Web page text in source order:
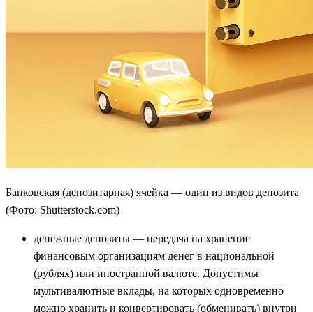
Банковская (депозитарная) ячейка — один из видов депозита
(Фото: Shutterstock.com)
денежные депозиты — передача на хранение
финансовым организациям денег в национальной
(рублях) или иностранной валюте. Допустимы
мультивалютные вклады, на которых одновременно
можно хранить и конвертировать (обменивать) внутри